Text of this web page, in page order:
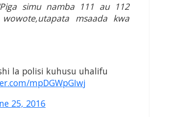
simu namba 111 au 112
msaada kwa
la polisi kuhusu uhalifu
mpDGWpGIwj
25, 2016